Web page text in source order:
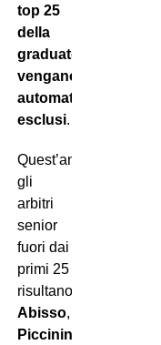
top 25
della
graduatoria
vengano
automaticamente
esclusi.
Quest’anno
gli
arbitri
senior
fuori dai
primi 25
risultano
Abisso,
Piccinini